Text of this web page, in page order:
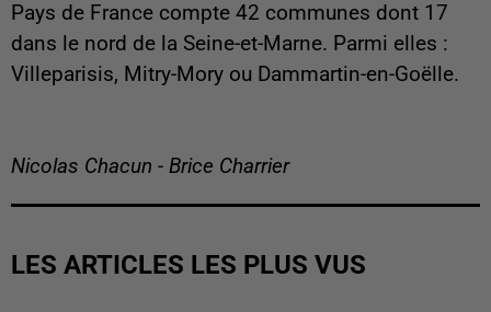
Pays de France compte 42 communes dont 17
dans le nord de la Seine-et-Marne. Parmi elles :
Villeparisis, Mitry-Mory ou Dammartin-en-Goëlle.
Nicolas Chacun - Brice Charrier
LES ARTICLES LES PLUS VUS